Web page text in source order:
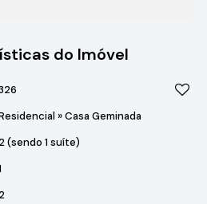
do Imóvel
»Casa Geminada
2 (sendo 1 suíte)
2